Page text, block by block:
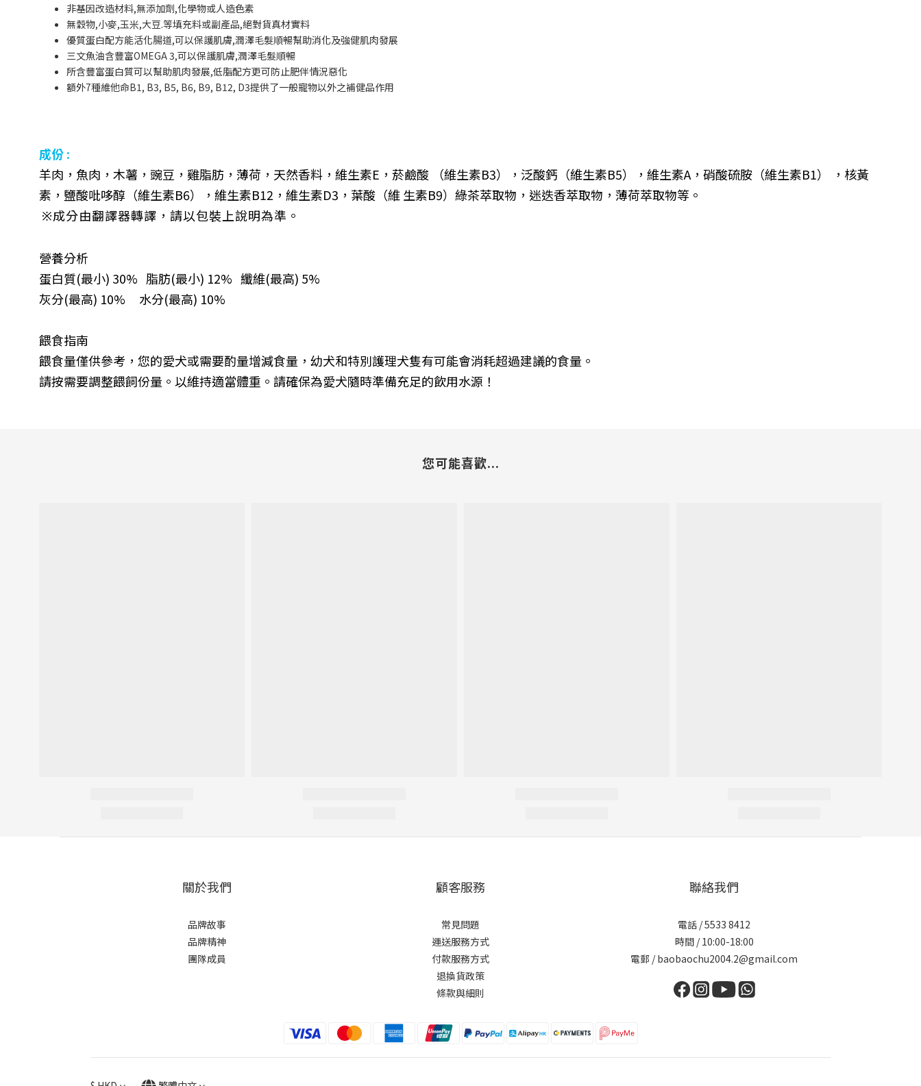
非基因改造材料,無添加劑,化學物或人造色素
無穀物,小麥,玉米,大豆.等填充料或副產品,絕對貨真材實料
優質蛋白配方能活化腸道,可以保護肌膚,潤澤毛髮順暢幫助消化及強健肌肉發展
三文魚油含豐富OMEGA 3,可以保護肌膚,潤澤毛髮順暢
所含豐富蛋白質可以幫助肌肉發展,低脂配方更可防止肥伴情況惡化
額外7種維他命B1, B3, B5, B6, B9, B12, D3提供了一般寵物以外之補健品作用
成份 :
羊肉，魚肉，木薯，豌豆，雞脂肪，薄荷，天然香料，維生素E ，菸鹼酸 （維生素B3），泛酸鈣（維生素B5），維生素A ，硝酸硫胺（維生素B1） ，核黃
素，鹽酸吡哆醇（維生素B6），維生素B12 ，維生素D3 ，葉酸（維 生素B9）綠茶萃取物，迷迭香萃取物，薄荷萃取物等。
※成分由翻譯器轉譯，請以包裝上說明為準。
營養分析
蛋白質(最小) 30% 脂肪(最小) 12% 纖維(最高) 5%
灰分(最高) 10% 水分(最高) 10%
餵食指南
餵食量僅供參考，您的愛犬或需要酌量增減食量，幼犬和特別護理犬隻有可能會消耗超過建議的食量。
請按需要調整餵飼份量。以維持適當體重。請確保為愛犬隨時準備充足的飲用水源！
您可能喜歡...
關於我們
品牌故事
品牌精神
團隊成員
顧客服務
常見問題
運送服務方式
付款服務方式
退換貨政策
條款與細則
聯絡我們
電話 / 5533 8412
時間 / 10:00-18:00
電郵 / baobaochu2004.2@gmail.com